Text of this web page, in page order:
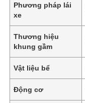
Nhà
Sản phẩm
Về chúng tôi
Phương pháp lái
xe
Thương hiệu
khung gầm
Vật liệu bể
Động cơ